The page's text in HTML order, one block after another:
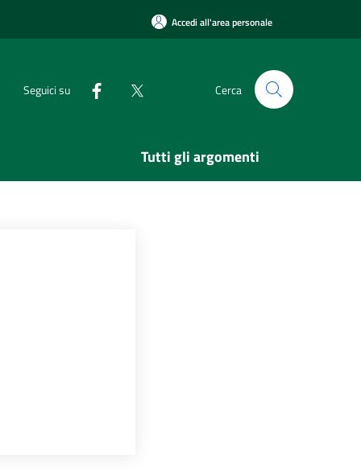
Accedi all'area personale
Seguici su Cerca
Tutti gli argomenti